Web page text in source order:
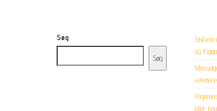
Søg
Søg
Skiferie
og
velvære
eller